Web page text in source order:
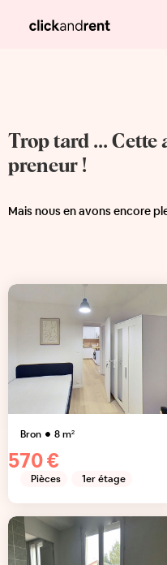
Trop tard ... Cette
preneur !
Mais nous en avons encore
Bron 8m²
570 €
Pièces 1er étage